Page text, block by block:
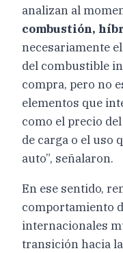
analizan al
combustión,
necesariamente
del combustible
compra, pero no
elementos que
como el precio
de carga o el uso
auto”, señalaron.
En ese sentido,
comportamiento
internacionales
transición hacia la